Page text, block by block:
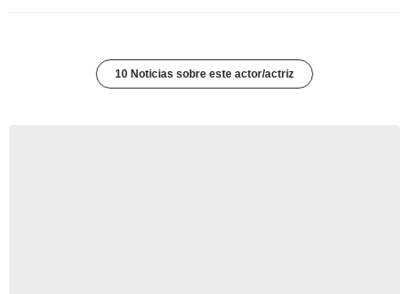
10 Noticias sobre este actor/actriz